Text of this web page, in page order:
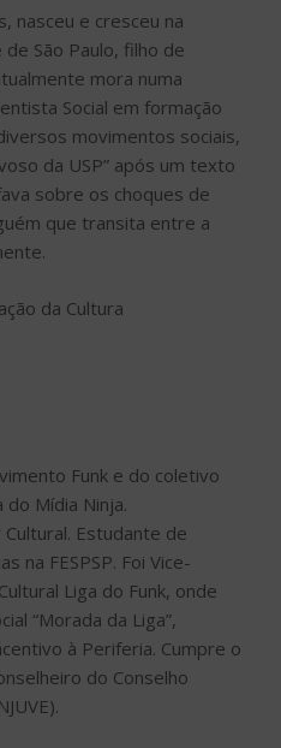
nasceu e cresceu na
São Paulo, filho de
mora numa
Social em formação
movimentos sociais,
da USP” após um texto
sobre os choques de
que transita entre a
da Cultura
Funk e do coletivo
do Mídia Ninja.
Estudante de
na FESPSP. Foi Vice-
Liga do Funk, onde
“Morada da Liga”,
à Periferia. Cumpre o
do Conselho